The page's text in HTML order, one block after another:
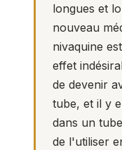
longues et
nouveau
nivaquine
effet
de devenir
tube, et il y
dans un
de l'utiliser